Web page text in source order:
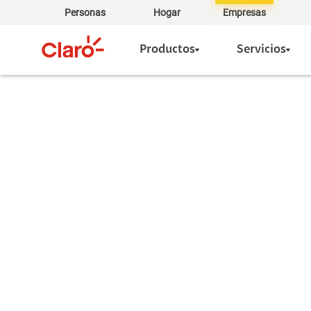
Personas Hogar Empresas
Productos Servicios